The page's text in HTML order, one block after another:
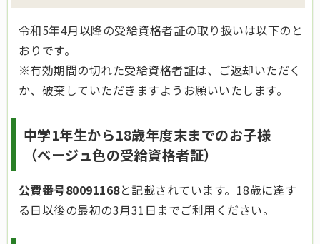
令和5年4月以降の受給資格者証の取り扱いは以下のと
おりです。
※有効期間の切れた受給資格者証は、ご返却いただく
か、破棄していただきますようお願いいたします。
中学1年生から18歳年度末までのお子様
（ベージュ色の受給資格者証）
公費番号80091168と記載されています。18歳に達す
る日以後の最初の3月31日までご利用ください。